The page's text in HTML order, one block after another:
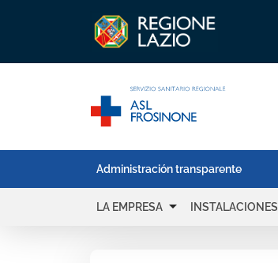
Administración transparente
LA EMPRESA arrow_drop_down INSTALACIONES